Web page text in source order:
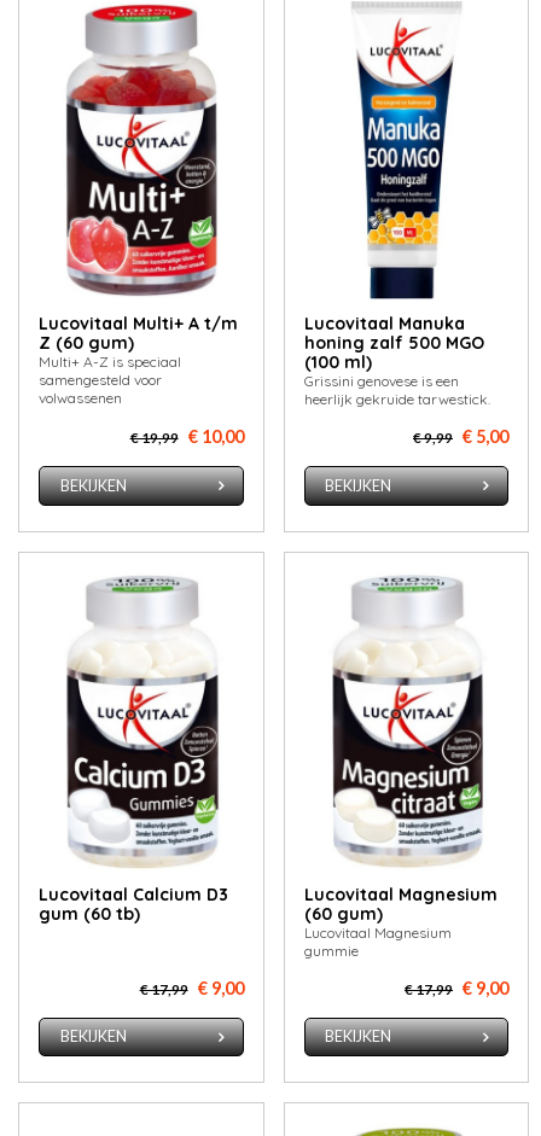
Lucovitaal Multi+ A t/m
Z (60 gum)
Multi+ A-Z is speciaal
samengesteld voor
volwassenen
€ 19,99 € 10,00
BEKIJKEN
Lucovitaal Manuka
honing zalf 500 MGO
(100 ml)
Grissini genovese is een
heerlijk gekruide tarwestick.
€ 9,99 € 5,00
BEKIJKEN
Lucovitaal Calcium D3
gum (60 tb)
€ 17,99 € 9,00
BEKIJKEN
Lucovitaal Magnesium
(60 gum)
Lucovitaal Magnesium
gummie
€ 17,99 € 9,00
BEKIJKEN